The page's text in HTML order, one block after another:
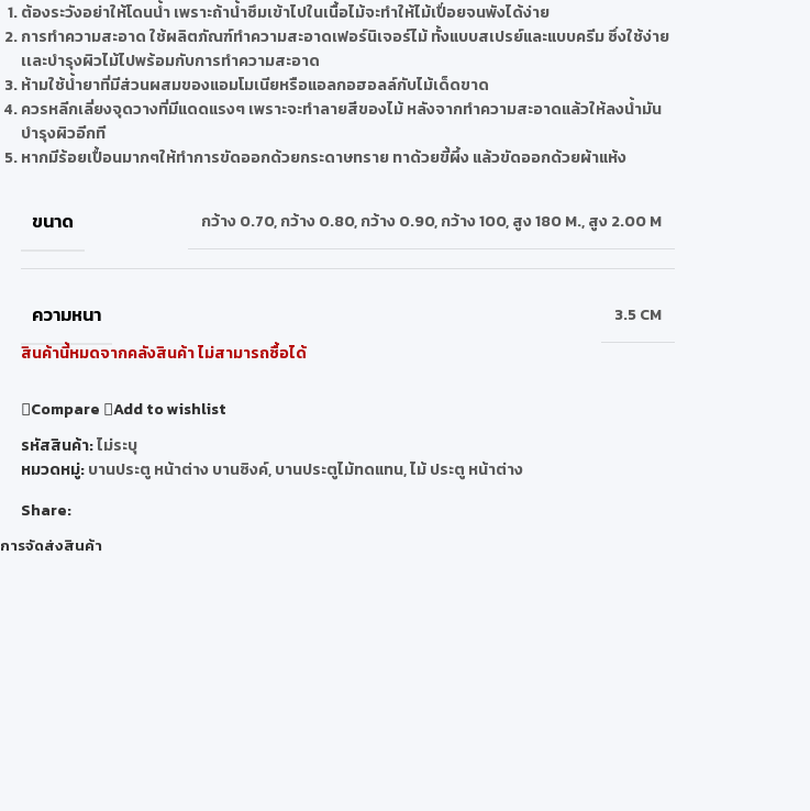
ต้องระวังอย่าให้โดนน้ำ เพราะถ้าน้ำซึมเข้าไปในเนื้อไม้จะทำให้ไม้เปื่อยจนพังได้ง่าย
การทำความสะอาด ใช้ผลิตภัณฑ์ทำความสะอาดเฟอร์นิเจอร์ไม้ ทั้งแบบสเปรย์และแบบครีม ซึ่งใช้ง่าย
เเละบำรุงผิวไม้ไปพร้อมกับการทำความสะอาด
ห้ามใช้น้ำยาที่มีส่วนผสมของแอมโมเนียหรือแอลกอฮอลล์กับไม้เด็ดขาด
ควรหลีกเลี่ยงจุดวางที่มีแดดแรงๆ เพราะจะทำลายสีของไม้ หลังจากทำความสะอาดแล้วให้ลงน้ำมัน
บำรุงผิวอีกที
หากมีร้อยเปื้อนมากๆให้ทำการขัดออกด้วยกระดาษทราย ทาด้วยขี้ผึ้ง แล้วขัดออกด้วยผ้าแห้ง
ขนาด กว้าง 0.70,กว้าง 0.80,กว้าง 0.90,กว้าง 100,สูง 180 M.,สูง 2.00 M
ความหนา
3.5 CM
สินค้านี้หมดจากคลังสินค้า ไม่สามารถซื้อได้
Compare
Add to wishlist
รหัสสินค้า:ไม่ระบุ
หมวดหมู่:บานประตู หน้าต่าง บานซิงค์,บานประตูไม้ทดแทน,ไม้ ประตู หน้าต่าง
Share:
การจัดส่งสินค้า